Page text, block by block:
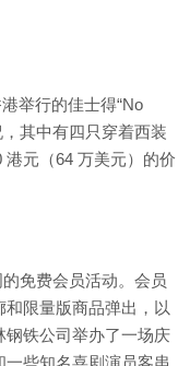
举行的佳士得“No
其中有四只穿着西装
港元（64 万美元）的价
免费会员活动。会员
限量版商品弹出，以
钢铁公司举办了一场庆
些知名喜剧演员客串